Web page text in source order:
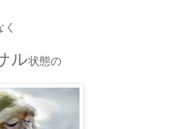
ル状態の